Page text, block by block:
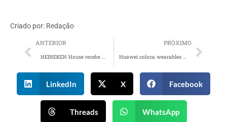
Criado por: Redação
ANTERIOR
HEINEKEN House recebe programação inspirada no Só Track Boa em São Paulo
PRÓXIMO
Huawei coloca wearables em campo com Corinthians e Vasco para monitorar treinos
LinkedIn X Facebook
Threads WhatsApp